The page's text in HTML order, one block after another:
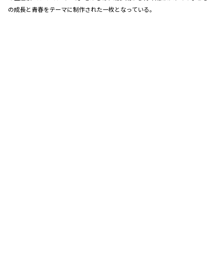
の成長と青春をテーマに制作された一枚となっている。